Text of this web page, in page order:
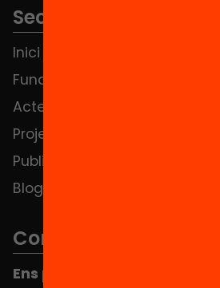
Seccions
Inici
Fundació
Actes
Projectes
Publicacions i vídeos
Blog
Contacte
Ens pots trobar al Hub Social